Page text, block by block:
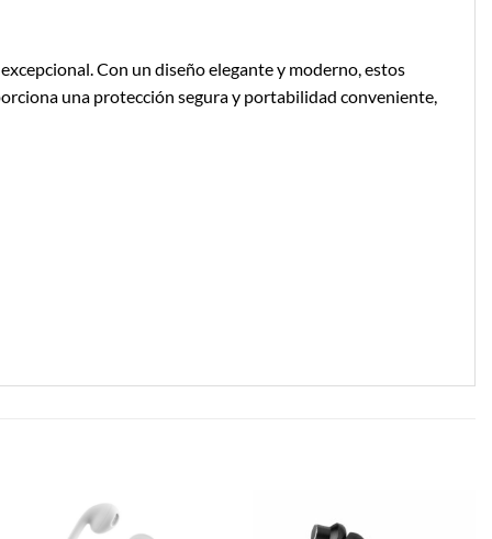
Con un diseño elegante y moderno, estos
una protección segura y portabilidad conveniente,